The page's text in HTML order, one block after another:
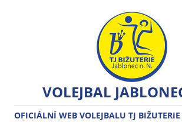
VOLEJBAL
OFICIÁLNÍ WEB VOLEJBALU TJ